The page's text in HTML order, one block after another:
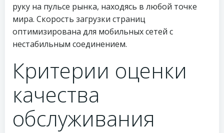
руку на пульсе рынка, находясь в любой точке
мира. Скорость загрузки страниц
оптимизирована для мобильных сетей с
нестабильным соединением.
Критерии оценки
качества
обслуживания